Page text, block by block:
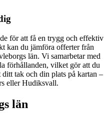
för att få en trygg och effektiv
kan du jämföra offerter från
län. Vi samarbetar med
förhållanden, vilket gör att du
ditt tak och din plats på kartan –
eller Hudiksvall.
län